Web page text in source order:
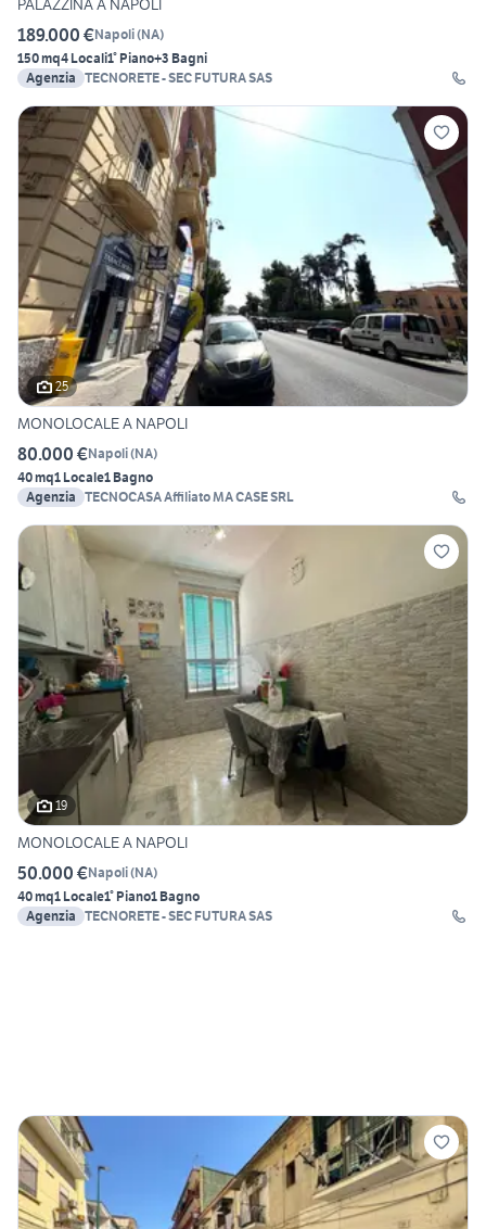
189.000 €Napoli(NA)
150 mq4 Locali1° Piano+3 Bagni
Agenzia TECNORETE - SEC FUTURA SAS
25
MONOLOCALE A NAPOLI
80.000 €Napoli(NA)
40 mq1 Locale1 Bagno
Agenzia TECNOCASA Affiliato MA CASE SRL
19
MONOLOCALE A NAPOLI
50.000 €Napoli(NA)
40 mq1 Locale1° Piano1 Bagno
Agenzia TECNORETE - SEC FUTURA SAS